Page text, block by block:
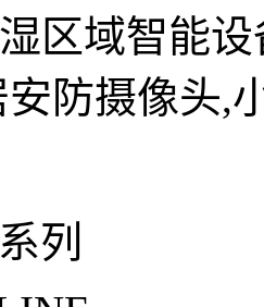
区域智能
防摄像头,
列